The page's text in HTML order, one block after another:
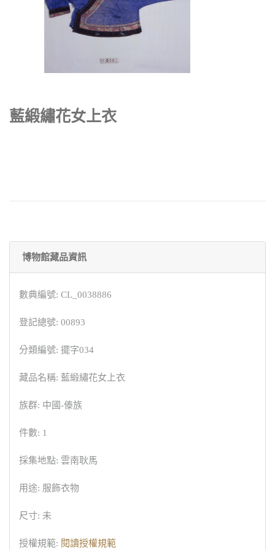
藍緞繡花女上衣
博物館藏品資訊
數典編號: CL_0038886
登記總號: 00893
分類編號: 擺字034
藏品名稱: 藍緞繡花女上衣
族群: 中國-傣族
件數: 1
採集地點: 雲南耿馬
用途: 服飾衣物
尺寸: 未
授權規範: 閱讀授權規範